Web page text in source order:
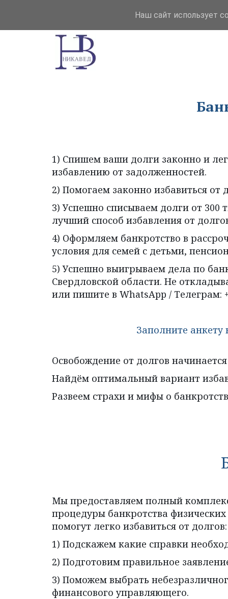
1) Спишем ваши долги законно и
избавлению от задолженностей.
2) Помогаем законно избавиться от
3) Успешно списываем долги от
лучший способ избавления от
4) Оформляем банкротство в
условия для семей с детьми,
5) Успешно выигрываем дела по
Свердловской области. Не
или пишите в WhatsApp / Телеграм:
Заполните анкету
Освобождение от долгов
Найдём оптимальный вариант
Развеем страхи и мифы о
Мы предоставляем полный
процедуры банкротства
помогут легко избавиться от долгов:
1) Подскажем какие справки
2) Подготовим правильное
3) Поможем выбрать
финансового управляющего.
Наш сайт использует